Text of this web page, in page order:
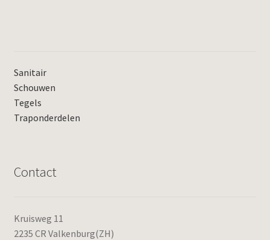
Sanitair
Schouwen
Tegels
Traponderdelen
Contact
Kruisweg 11
2235 CR Valkenburg(ZH)